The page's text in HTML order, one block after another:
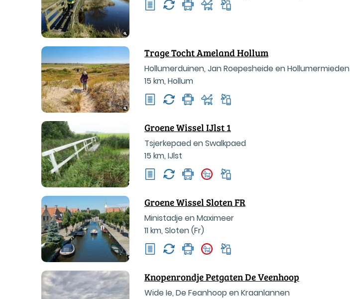
Trage Tocht Ameland Hollum
Hollumerduinen, Jan Roepesheide en Hollumermieden
15 km, Hollum
Groene Wissel IJlst 1
Tsjerkepaed en Swalkpaed
15 km, IJlst
Groene Wissel Sloten FR
Ministadje en Maximeer
11 km, Sloten (Fr)
Knopenrondje Petgaten De Veenhoop
Wide Ie, De Feanhoop en Kraanlannen